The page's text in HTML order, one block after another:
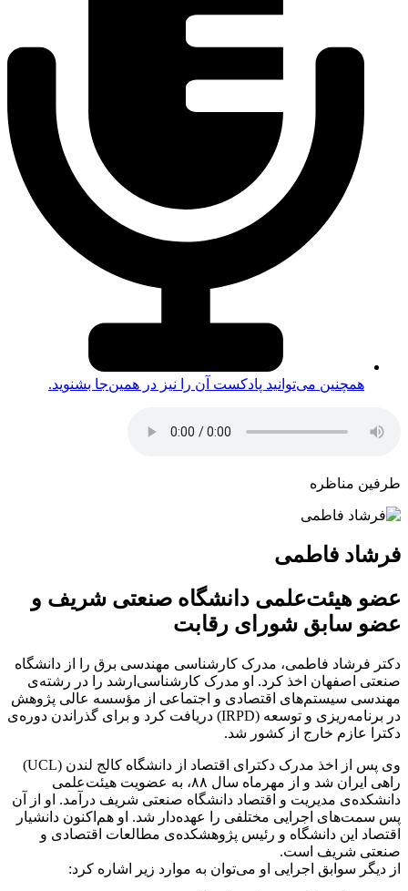
همچنین می‌توانید پادکست آن را نیز در همین‌جا بشنوید.
طرفین مناظره
فرشاد فاطمی
عضو هیئت‌علمی دانشگاه صنعتی شریف و
عضو سابق شورای رقابت
دکتر فرشاد فاطمی، مدرک کارشناسی مهندسی برق را از دانشگاه
صنعتی اصفهان اخذ کرد. او مدرک کارشناسی‌ارشد را ‏در رشته‌ی
مهندسی سیستم‌های اقتصادی و اجتماعی از مؤسسه عالی پژوهش
در برنامه‌ریزی و توسعه (‏IRPD‏) دریافت ‏کرد و برای گذراندن دوره‌ی
دکترا عازم خارج از کشور شد.
وی پس از اخذ مدرک دکترای اقتصاد از دانشگاه کالج لندن (‏UCL‏)
راهی ایران شد و از مهرماه سال ۸۸، به‌ عضویت هیئت‌علمی
دانشکده‌ی مدیریت و اقتصاد دانشگاه صنعتی شریف ‏درآمد. او از آن
پس سمت‌های اجرایی مختلفی را عهده‌دار شد. او هم‌اکنون دانشیار
اقتصاد این دانشگاه و رئیس پژوهشکده‌ی مطالعات ‏اقتصادی و
صنعتی شریف است.‏
از دیگر سوابق اجرایی او می‌توان به موارد زیر اشاره کرد:‏